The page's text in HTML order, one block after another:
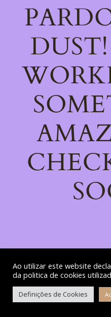
Ao utilizar este website
da politica de cookies
Definições de Cookies